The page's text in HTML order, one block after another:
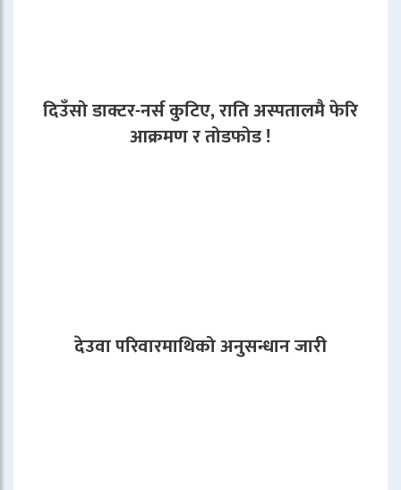
दिउँसो डाक्टर-नर्स कुटिए, राति अस्पतालमै फेरि
आक्रमण र तोडफोड !
देउवा परिवारमाथिको अनुसन्धान जारी